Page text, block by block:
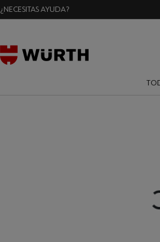
¿NECESITAS AYUDA?